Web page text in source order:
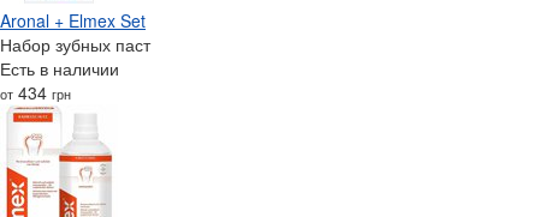
Aronal + Elmex Set
Набор зубных паст
Есть в наличии
от 434 грн